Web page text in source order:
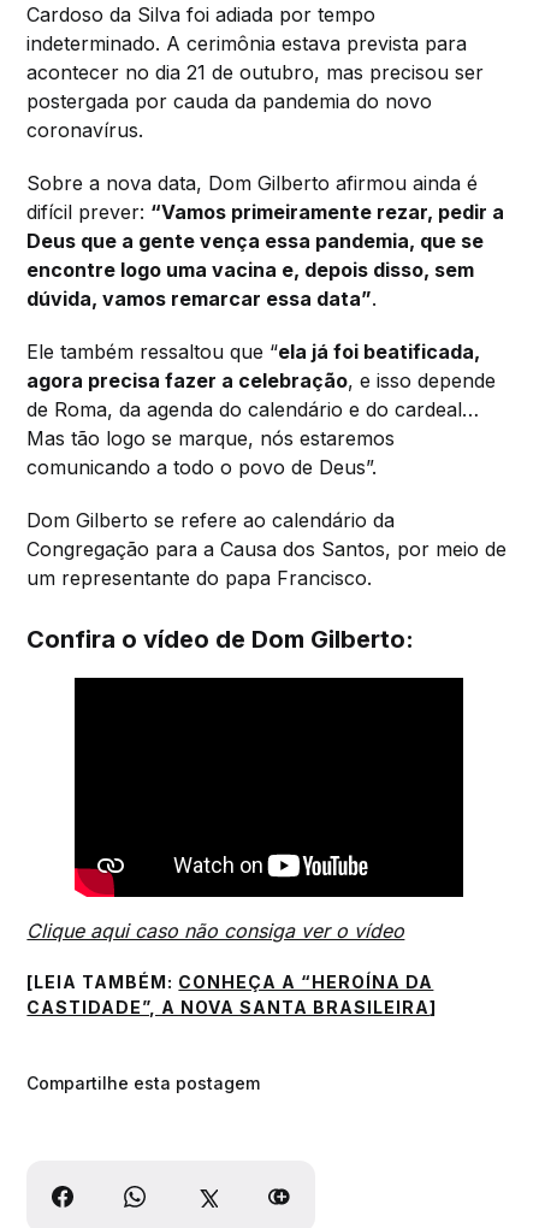
Cardoso da Silva foi adiada por tempo
indeterminado. A cerimônia estava prevista para
acontecer no dia 21 de outubro, mas precisou ser
postergada por cauda da pandemia do novo
coronavírus.
Sobre a nova data, Dom Gilberto afirmou ainda é
difícil prever: “Vamos primeiramente rezar, pedir a
Deus que a gente vença essa pandemia, que se
encontre logo uma vacina e, depois disso, sem
dúvida, vamos remarcar essa data”.
Ele também ressaltou que “ela já foi beatificada,
agora precisa fazer a celebração, e isso depende
de Roma, da agenda do calendário e do cardeal…
Mas tão logo se marque, nós estaremos
comunicando a todo o povo de Deus”.
Dom Gilberto se refere ao calendário da
Congregação para a Causa dos Santos, por meio de
um representante do papa Francisco.
Confira o vídeo de Dom Gilberto:
Clique aqui caso não consiga ver o vídeo
[LEIA TAMBÉM: CONHEÇA A “HEROÍNA DA
CASTIDADE”, A NOVA SANTA BRASILEIRA]
Compartilhe esta postagem